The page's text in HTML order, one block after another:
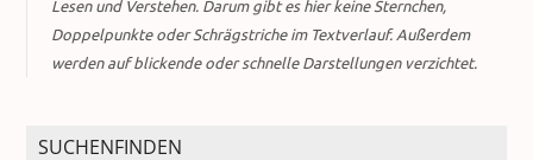
Lesen und Verstehen. Darum gibt es hier keine Sternchen,
Doppelpunkte oder Schrägstriche im Textverlauf. Außerdem
werden auf blickende oder schnelle Darstellungen verzichtet.
SUCHENFINDEN